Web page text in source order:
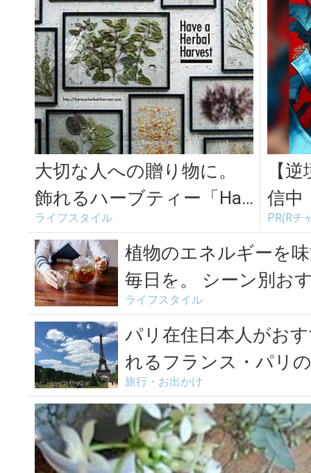
大切な人への贈り物に。
飾れるハーブティー「Hav
e a Herbal Harve...
ライフスタイル
【
信中
録不
PR(Rチ
植物のエネルギーを
毎日を。 シーン別お
6...
ライフスタイル
パリ在住日本人がお
れるフランス・パリ
旅行・お出かけ